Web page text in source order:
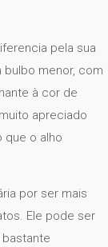
pela sua
bulbo menor, com
à cor de
apreciado
que o alho
por ser mais
Ele pode ser